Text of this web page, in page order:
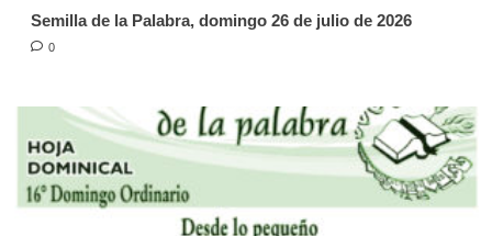
Semilla de la Palabra, domingo 26 de julio de 2026
0